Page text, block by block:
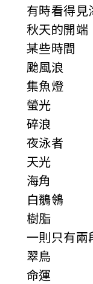
有時看得見
秋天的開端
某些時間
颱風浪
集魚燈
螢光
碎浪
夜泳者
天光
海角
白鶺鴒
樹脂
一則只有兩
翠鳥
命運